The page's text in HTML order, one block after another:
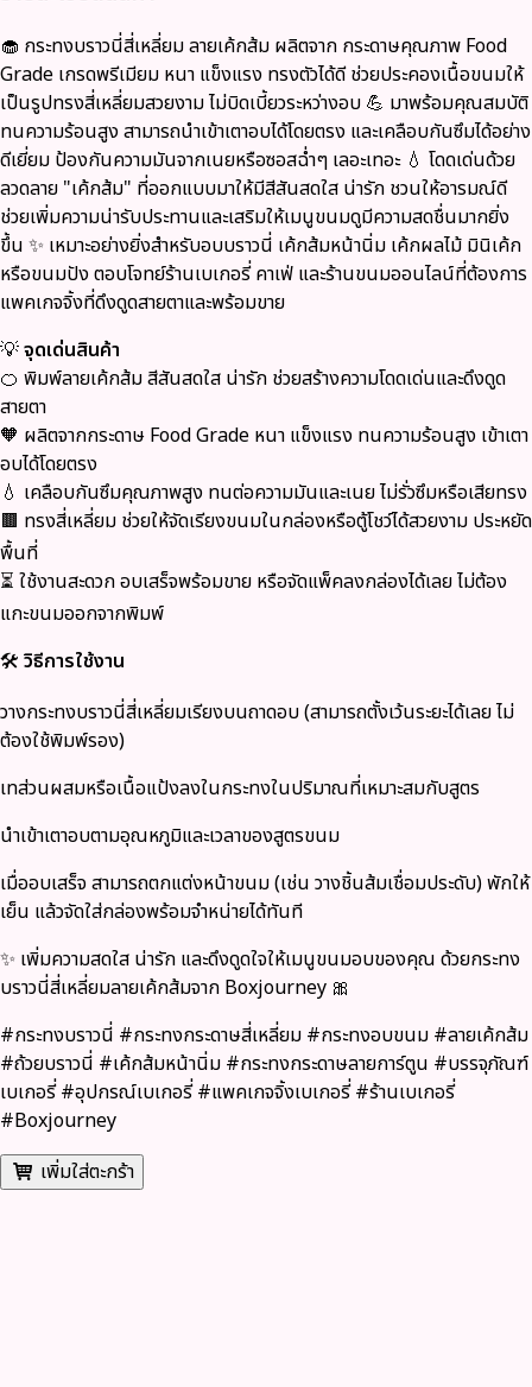
🧁 กระทงบราวนี่สี่เหลี่ยม ลายเค้กส้ม ผลิตจาก กระดาษคุณภาพ Food
Grade เกรดพรีเมียม หนา แข็งแรง ทรงตัวได้ดี ช่วยประคองเนื้อขนมให้
เป็นรูปทรงสี่เหลี่ยมสวยงาม ไม่บิดเบี้ยวระหว่างอบ 💪 มาพร้อมคุณสมบัติ
ทนความร้อนสูง สามารถนำเข้าเตาอบได้โดยตรง และเคลือบกันซึมได้อย่าง
ดีเยี่ยม ป้องกันความมันจากเนยหรือซอสฉ่ำๆ เลอะเทอะ 💧 โดดเด่นด้วย
ลวดลาย "เค้กส้ม" ที่ออกแบบมาให้มีสีสันสดใส น่ารัก ชวนให้อารมณ์ดี
ช่วยเพิ่มความน่ารับประทานและเสริมให้เมนูขนมดูมีความสดชื่นมากยิ่ง
ขึ้น ✨ เหมาะอย่างยิ่งสำหรับอบบราวนี่ เค้กส้มหน้านิ่ม เค้กผลไม้ มินิเค้ก
หรือขนมปัง ตอบโจทย์ร้านเบเกอรี่ คาเฟ่ และร้านขนมออนไลน์ที่ต้องการ
แพคเกจจิ้งที่ดึงดูดสายตาและพร้อมขาย
💡จุดเด่นสินค้า
🍊 พิมพ์ลายเค้กส้ม สีสันสดใส น่ารัก ช่วยสร้างความโดดเด่นและดึงดูด
สายตา
🧡 ผลิตจากกระดาษ Food Grade หนา แข็งแรง ทนความร้อนสูง เข้าเตา
อบได้โดยตรง
💧 เคลือบกันซึมคุณภาพสูง ทนต่อความมันและเนย ไม่รั่วซึมหรือเสียทรง
🟫 ทรงสี่เหลี่ยม ช่วยให้จัดเรียงขนมในกล่องหรือตู้โชว์ได้สวยงาม ประหยัด
พื้นที่
⏳ ใช้งานสะดวก อบเสร็จพร้อมขาย หรือจัดแพ็คลงกล่องได้เลย ไม่ต้อง
แกะขนมออกจากพิมพ์
🛠 วิธีการใช้งาน
วางกระทงบราวนี่สี่เหลี่ยมเรียงบนถาดอบ (สามารถตั้งเว้นระยะได้เลย ไม่
ต้องใช้พิมพ์รอง)
เทส่วนผสมหรือเนื้อแป้งลงในกระทงในปริมาณที่เหมาะสมกับสูตร
นำเข้าเตาอบตามอุณหภูมิและเวลาของสูตรขนม
เมื่ออบเสร็จ สามารถตกแต่งหน้าขนม (เช่น วางชิ้นส้มเชื่อมประดับ) พักให้
เย็น แล้วจัดใส่กล่องพร้อมจำหน่ายได้ทันที
✨ เพิ่มความสดใส น่ารัก และดึงดูดใจให้เมนูขนมอบของคุณ ด้วยกระทง
บราวนี่สี่เหลี่ยมลายเค้กส้มจาก Boxjourney 🎀
#กระทงบราวนี่ #กระทงกระดาษสี่เหลี่ยม #กระทงอบขนม #ลายเค้กส้ม
#ถ้วยบราวนี่ #เค้กส้มหน้านิ่ม #กระทงกระดาษลายการ์ตูน #บรรจุภัณฑ์
เบเกอรี่ #อุปกรณ์เบเกอรี่ #แพคเกจจิ้งเบเกอรี่ #ร้านเบเกอรี่
#Boxjourney
เพิ่มใส่ตะกร้า